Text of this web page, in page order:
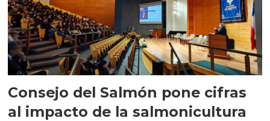
Consejo del Salmón pone cifras
al impacto de la salmonicultura